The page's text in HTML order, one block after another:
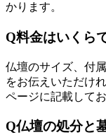
かります。
Q料金はいくら
仏壇のサイズ、付
をお伝えいただけ
ページに記載して
Q仏壇の処分と